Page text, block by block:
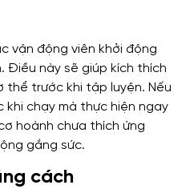
vận động viên khởi động
Điều này sẽ giúp kích thích
thể trước khi tập luyện. Nếu
khi chạy mà thực hiện ngay
hoành chưa thích ứng
gắng sức.
cách